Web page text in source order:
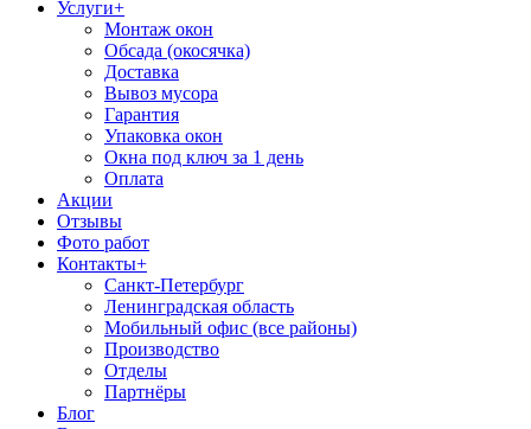
Услуги+
Монтаж окон
Обсада (окосячка)
Доставка
Вывоз мусора
Гарантия
Упаковка окон
Окна под ключ за 1 день
Оплата
Акции
Отзывы
Фото работ
Контакты+
Санкт-Петербург
Ленинградская область
Мобильный офис (все районы)
Производство
Отделы
Партнёры
Блог